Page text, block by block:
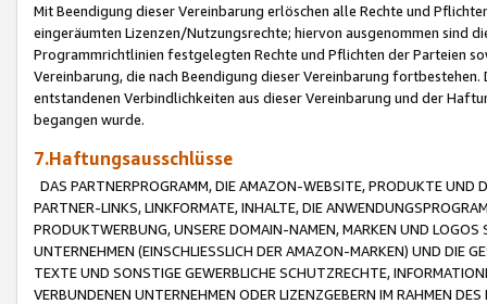
Mit Beendigung dieser Vereinbarung erlöschen alle Rechte und
eingeräumten Lizenzen/Nutzungsrechte; hiervon ausgenommen sind
Programmrichtlinien festgelegten Rechte und Pflichten der Parteien
Vereinbarung, die nach Beendigung dieser Vereinbarung
entstandenen Verbindlichkeiten aus dieser Vereinbarung und der
begangen wurde.
7.Haftungsausschlüsse
DAS PARTNERPROGRAMM, DIE AMAZON-WEBSITE, PRODUKTE UND
PARTNER-LINKS, LINKFORMATE, INHALTE, DIE
PRODUKTWERBUNG, UNSERE DOMAIN-NAMEN, MARKEN UND
UNTERNEHMEN (EINSCHLIESSLICH DER AMAZON-MARKEN) UND DIE
TEXTE UND SONSTIGE GEWERBLICHE SCHUTZRECHTE,
VERBUNDENEN UNTERNEHMEN ODER LIZENZGEBERN IM RAHMEN